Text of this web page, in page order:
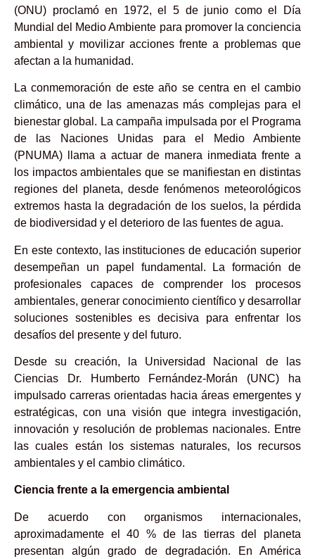
(ONU) proclamó en 1972, el 5 de junio como el Día
Mundial del Medio Ambiente para promover la conciencia
ambiental y movilizar acciones frente a problemas que
afectan a la humanidad.
La conmemoración de este año se centra en el cambio
climático, una de las amenazas más complejas para el
bienestar global. La campaña impulsada por el Programa
de las Naciones Unidas para el Medio Ambiente
(PNUMA) llama a actuar de manera inmediata frente a
los impactos ambientales que se manifiestan en distintas
regiones del planeta, desde fenómenos meteorológicos
extremos hasta la degradación de los suelos, la pérdida
de biodiversidad y el deterioro de las fuentes de agua.
En este contexto, las instituciones de educación superior
desempeñan un papel fundamental. La formación de
profesionales capaces de comprender los procesos
ambientales, generar conocimiento científico y desarrollar
soluciones sostenibles es decisiva para enfrentar los
desafíos del presente y del futuro.
Desde su creación, la Universidad Nacional de las
Ciencias Dr. Humberto Fernández-Morán (UNC) ha
impulsado carreras orientadas hacia áreas emergentes y
estratégicas, con una visión que integra investigación,
innovación y resolución de problemas nacionales. Entre
las cuales están los sistemas naturales, los recursos
ambientales y el cambio climático.
Ciencia frente a la emergencia ambiental
De acuerdo con organismos internacionales,
aproximadamente el 40 % de las tierras del planeta
presentan algún grado de degradación. En América